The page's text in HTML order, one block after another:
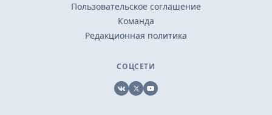
Пользовательское соглашение
Команда
Редакционная политика
СОЦСЕТИ
VK X YouTube